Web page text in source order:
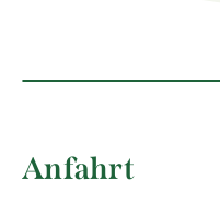
Anfahrt